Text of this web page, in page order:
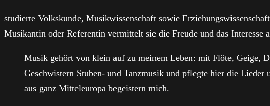
studierte Volkskunde, Musikwissenschaft sowie
Musikantin oder Referentin vermittelt sie die Freude und das
Musik gehört von klein auf zu meinem Leben: mit Flöte, Geige,
Geschwistern Stuben- und Tanzmusik und pflegte hier die
aus ganz Mitteleuropa begeistern mich.